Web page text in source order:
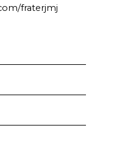
fraterjmj